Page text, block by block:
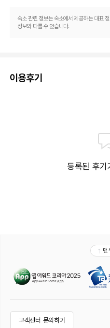
숙소 관련 정보는 숙소에서 제공하는 대표
정보와 다를 수 있습니다.
이용후기
등록된 후기